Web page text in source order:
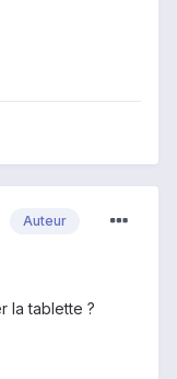
Auteur
la tablette ?